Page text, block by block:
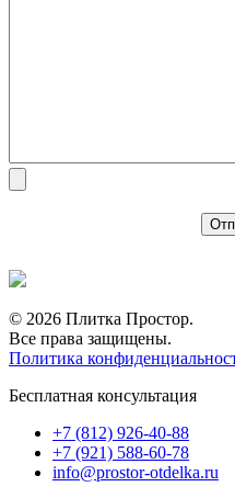
© 2026 Плитка Простор.
Все права защищены.
Политика
Бесплатная консультация
+7 (812) 926-40-88
+7 (921) 588-60-78
info@prostor-otdelka.ru